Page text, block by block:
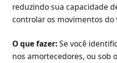
reduzindo sua capacidade
controlar os movimentos do
O que fazer:Se você
nos amortecedores, ou sob